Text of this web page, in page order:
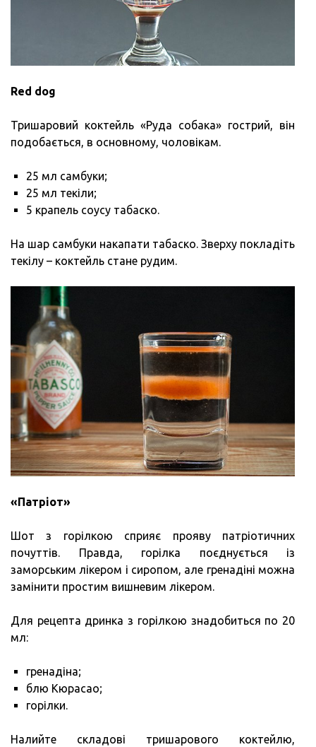
Red dog
Тришаровий коктейль «Руда собака» гострий, він
подобається, в основному, чоловікам.
25 мл самбуки;
25 мл текіли;
5 крапель соусу табаско.
На шар самбуки накапати табаско. Зверху покладіть
текілу – коктейль стане рудим.
«Патріот»
Шот з горілкою сприяє прояву патріотичних
почуттів. Правда, горілка поєднується із
заморським лікером і сиропом, але гренадіні можна
замінити простим вишневим лікером.
Для рецепта дринка з горілкою знадобиться по 20
мл:
гренадіна;
блю Кюрасао;
горілки.
Налийте складові тришарового коктейлю,